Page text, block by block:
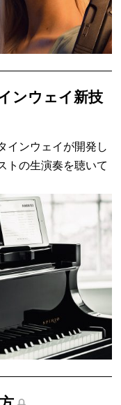
ンウェイ新技
インウェイが開発し
トの生演奏を聴いて